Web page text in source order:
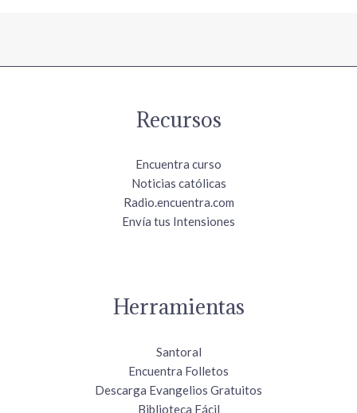
Recursos
Encuentra curso
Noticias católicas
Radio.encuentra.com
Envía tus Intensiones
Herramientas
Santoral
Encuentra Folletos
Descarga Evangelios Gratuitos
Biblioteca Fácil